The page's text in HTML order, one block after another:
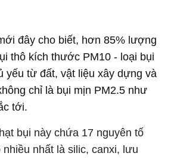
đây cho biết, hơn 85% lượng
thô kích thước PM10 - loại bụi
yếu từ đất, vật liệu xây dựng và
chỉ là bụi mịn PM2.5 như
tới.
bụi này chứa 17 nguyên tố
nhiều nhất là silic, canxi, lưu